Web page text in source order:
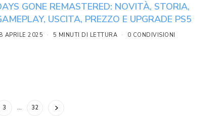
GONE REMASTERED: NOVITÀ, STORIA,
USCITA, PREZZO E UPGRADE PS5
APRILE 2025 5 MINUTI DI LETTURA 0 CONDIVISIONI
3 … 32